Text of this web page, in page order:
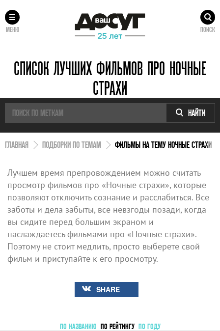
МЕНЮ ПОИСК
СПИСОК ЛУЧШИХ ФИЛЬМОВ ПРО НОЧНЫЕ
СТРАХИ
НАЙТИ
ГЛАВНАЯ ПОДБОРКИ ПО ТЕМАМ ФИЛЬМЫ НА ТЕМУ НОЧНЫЕ СТРАХИ
Лучшем время препровождением можно считать
просмотр фильмов про «Ночные страхи», которые
позволяют отключить сознание и расслабиться. Все
заботы и дела забыты, все невзгоды позади, когда
вы сидите перед большим экраном и
наслаждаетесь фильмами про «Ночные страхи».
Поэтому не стоит медлить, просто выберете свой
фильм и приступайте к его просмотру.
SHARE
ПО НАЗВАНИЮ ПО РЕЙТИНГУ ПО ГОДУ